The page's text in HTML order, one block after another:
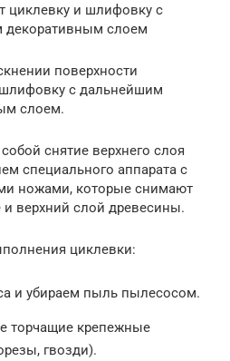
циклевку и шлифовку с
слоем
поверхности
с дальнейшим
слоем.
снятие верхнего слоя
специального аппарата с
ножами, которые снимают
верхний слой древесины.
циклевки:
и убираем пыль пылесосом.
торчащие крепежные
гвозди).